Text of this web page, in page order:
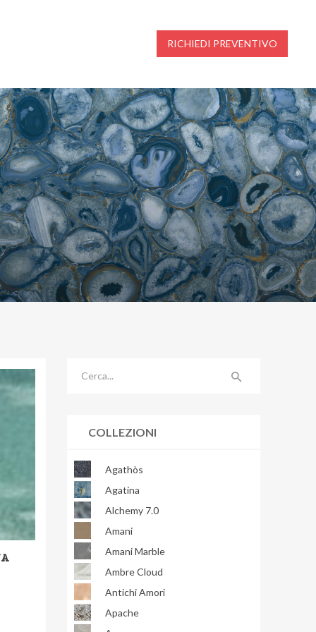
RICHIEDI PREVENTIVO
COLLEZIONI
Agathòs
Agatina
Alchemy 7.0
Amani
Amani Marble
Ambre Cloud
Antichi Amori
Apache